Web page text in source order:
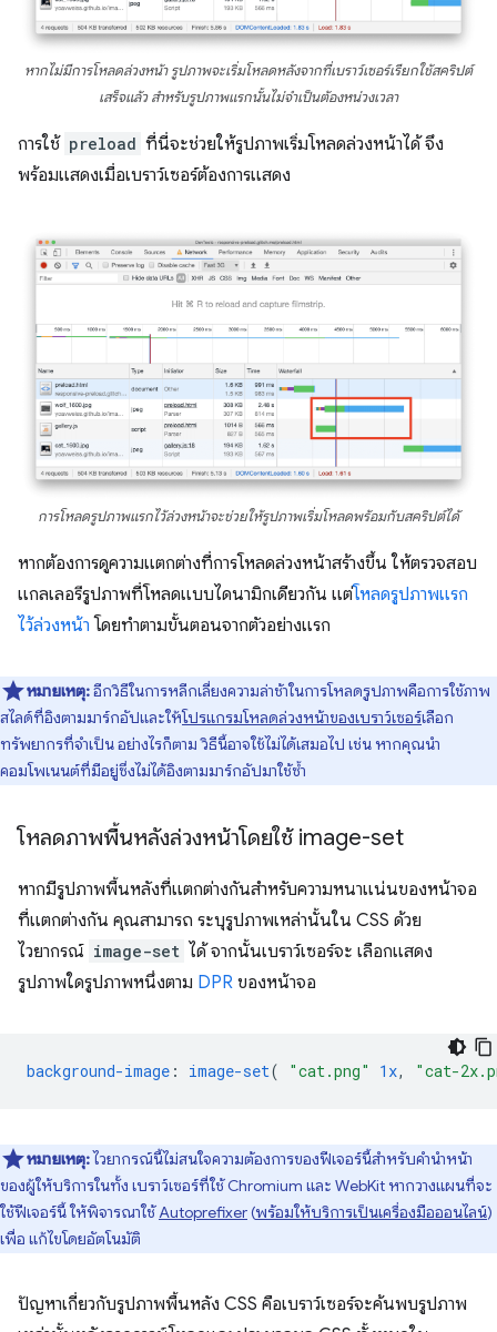
หากไม่มีการโหลดล่วงหน้า รูปภาพจะเริ่มโหลดหลังจากที่เบราว์เซอร์เรียกใช้สคริปต์
เสร็จแล้ว สำหรับรูปภาพแรกนั้นไม่จำเป็นต้องหน่วงเวลา
การใช้ preload ที่นี่จะช่วยให้รูปภาพเริ่มโหลดล่วงหน้าได้ จึง
พร้อมแสดงเมื่อเบราว์เซอร์ต้องการแสดง
การโหลดรูปภาพแรกไว้ล่วงหน้าจะช่วยให้รูปภาพเริ่มโหลดพร้อมกับสคริปต์ได้
หากต้องการดูความแตกต่างที่การโหลดล่วงหน้าสร้างขึ้น ให้ตรวจสอบ
แกลเลอรีรูปภาพที่โหลดแบบไดนามิกเดียวกัน แต่โหลดรูปภาพแรก
ไว้ล่วงหน้า โดยทำตามขั้นตอนจากตัวอย่างแรก
หมายเหตุ:อีกวิธีในการหลีกเลี่ยงความล่าช้าในการโหลดรูปภาพคือการใช้ภาพ
สไลด์ที่อิงตามมาร์กอัปและให้โปรแกรมโหลดล่วงหน้าของเบราว์เซอร์เลือก
ทรัพยากรที่จำเป็น อย่างไรก็ตาม วิธีนี้อาจใช้ไม่ได้เสมอไป เช่น หากคุณนำ
คอมโพเนนต์ที่มีอยู่ซึ่งไม่ได้อิงตามมาร์กอัปมาใช้ซ้ำ
โหลดภาพพื้นหลังล่วงหน้าโดยใช้ image-set
หากมีรูปภาพพื้นหลังที่แตกต่างกันสำหรับความหนาแน่นของหน้าจอ
ที่แตกต่างกัน คุณสามารถ ระบุรูปภาพเหล่านั้นใน CSS ด้วย
ไวยากรณ์ image-set ได้ จากนั้นเบราว์เซอร์จะ เลือกแสดง
รูปภาพใดรูปภาพหนึ่งตาม DPR ของหน้าจอ
background-image : image-set( "cat.png" 1x, "cat-
หมายเหตุ:ไวยากรณ์นี้ไม่สนใจความต้องการของฟีเจอร์นี้สำหรับคำนำหน้า
ของผู้ให้บริการในทั้ง เบราว์เซอร์ที่ใช้ Chromium และ WebKit หากวางแผนที่จะ
ใช้ฟีเจอร์นี้ ให้พิจารณาใช้Autoprefixer(พร้อมให้บริการเป็นเครื่องมือออนไลน์)
เพื่อ แก้ไขโดยอัตโนมัติ
ปัญหาเกี่ยวกับรูปภาพพื้นหลัง CSS คือเบราว์เซอร์จะค้นพบรูปภาพ